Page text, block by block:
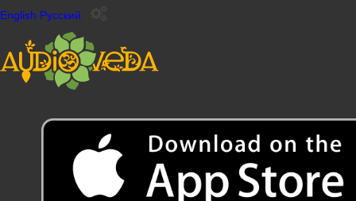
English Русский